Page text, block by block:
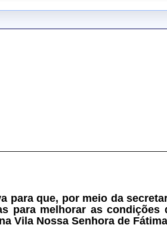
para que, por meio da
para melhorar as condições
Vila Nossa Senhora de